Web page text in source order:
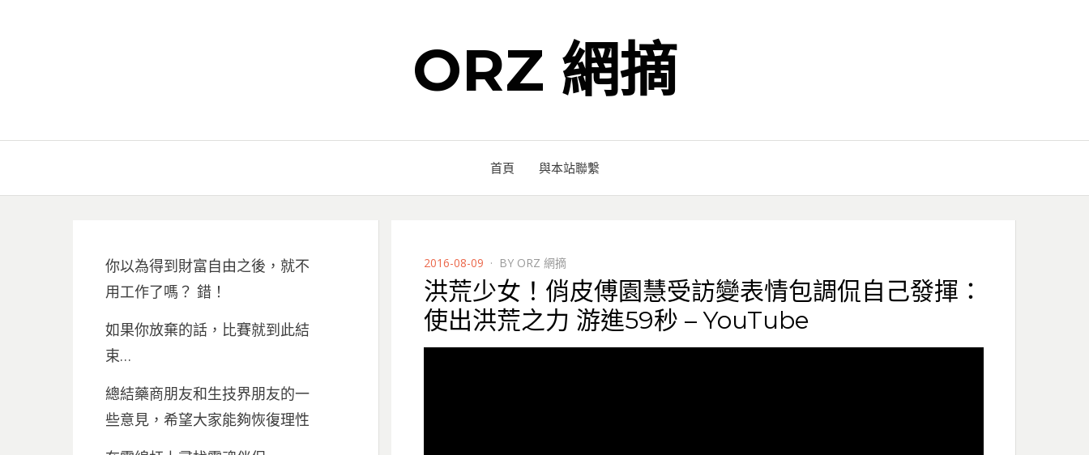
ORZ 網摘
首頁 與本站聯繫
POSTED
ON
2016-08-09 BY ORZ 網摘
洪荒少女！俏皮傅園慧受訪變表情包調侃自己發揮：
使出洪荒之力 游進59秒 – YouTube
你以為得到財富自由之後，就不
用工作了嗎？ 錯！
如果你放棄的話，比賽就到此結
束…
總結藥商朋友和生技界朋友的一
些意見，希望大家能夠恢復理性